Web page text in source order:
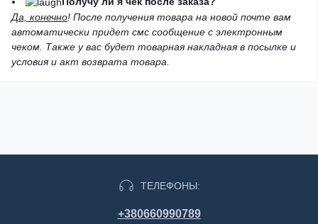
Да, конечно! После получения товара на новой почте вам
автоматически придет смс сообщение с электронным
чеком. Также у вас будет товарная накладная в посылке и
условия и акт возврата товара.
ТЕЛЕФОНЫ:
+380660990789